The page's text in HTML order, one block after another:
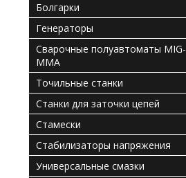
Болгарки
Генераторы
Сварочные полуавтоматы MIG-
MMA
Точильные станки
Станки для заточки цепей
Стамески
Стабилизаторы напряжения
Универсальные смазки